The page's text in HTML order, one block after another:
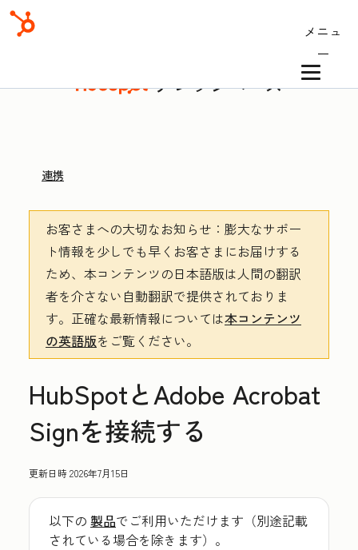
メニュ
ー
ナレッジベース
連携
お客さまへの大切なお知らせ ：膨大なサポー
ト情報を少しでも早くお客さまにお届けする
ため、本コンテンツの日本語版は人間の翻訳
者を介さない自動翻訳で提供されておりま
す。 正確な最新情報については本コンテンツ
の英語版をご覧ください。
HubSpotとAdobe Acrobat
Signを接続する
更新日時2026年7月15日
以下の 製品でご利用いただけます（別途記載
されている場合を除きます）。